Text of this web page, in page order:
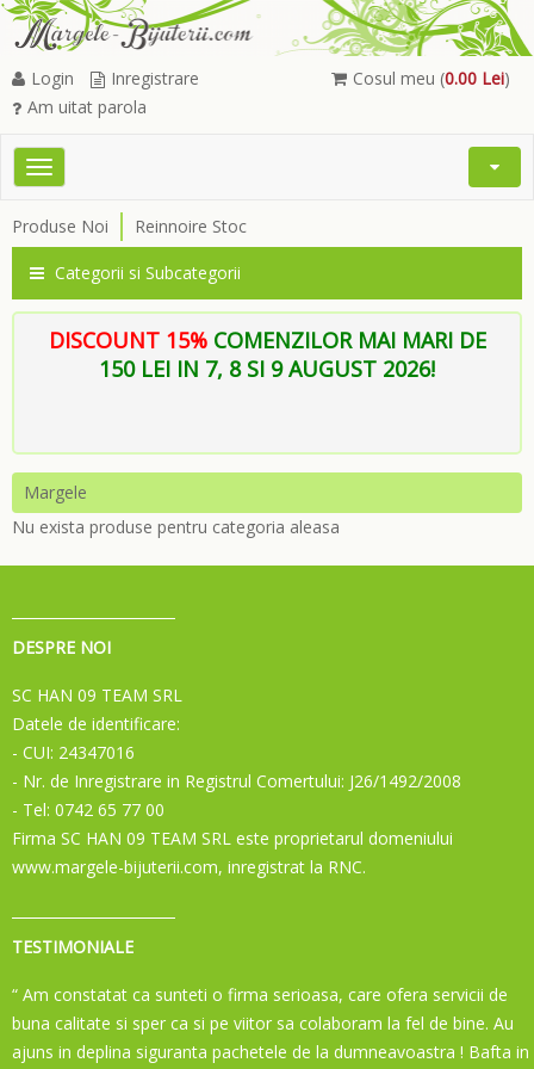
Cosul meu (0.00 Lei)
Login
Inregistrare
Am uitat parola
Toggle
Open
Produse Noi Reinnoire Stoc
Categorii si Subcategorii
DISCOUNT 15% COMENZILOR MAI MARI DE
150 LEI IN 7, 8 SI 9 AUGUST 2026!
Margele
Nu exista produse pentru categoria aleasa
DESPRE NOI
SC HAN 09 TEAM SRL
Datele de identificare:
- CUI: 24347016
- Nr. de Inregistrare in Registrul Comertului: J26/1492/2008
- Tel: 0742 65 77 00
Firma SC HAN 09 TEAM SRL este proprietarul domeniului
www.margele-bijuterii.com, inregistrat la RNC.
TESTIMONIALE
“ Am constatat ca sunteti o firma serioasa, care ofera servicii de
buna calitate si sper ca si pe viitor sa colaboram la fel de bine. Au
ajuns in deplina siguranta pachetele de la dumneavoastra ! Bafta in